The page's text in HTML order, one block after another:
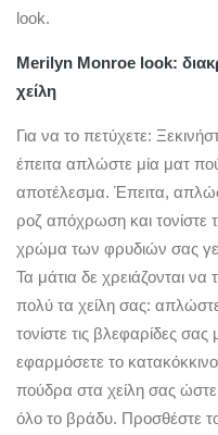
look.
Merilyn Monroe look:
χείλη
Για να το πετύχετε:
έπειτα απλώστε μία ματ
αποτέλεσμα. Έπειτα,
ροζ απόχρωση και τονίστε
χρώμα των φρυδιών σας
Τα μάτια δε χρειάζονται να
πολύ τα χείλη σας:
τονίστε τις βλεφαρίδες
εφαρμόσετε το
πούδρα στα χείλη σας ώστε
όλο το βράδυ. Προσθέστε